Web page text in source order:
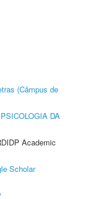
(Câmpus de
DA
Academic
Scholar